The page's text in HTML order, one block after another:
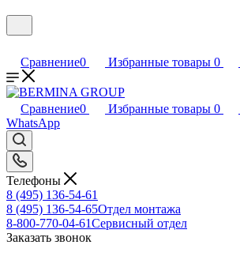
Сравнение0 Избранные товары 0
Сравнение0 Избранные товары 0
WhatsApp
Телефоны
8 (495) 136-54-61
8 (495) 136-54-65Отдел монтажа
8-800-770-04-61Сервисный отдел
Заказать звонок